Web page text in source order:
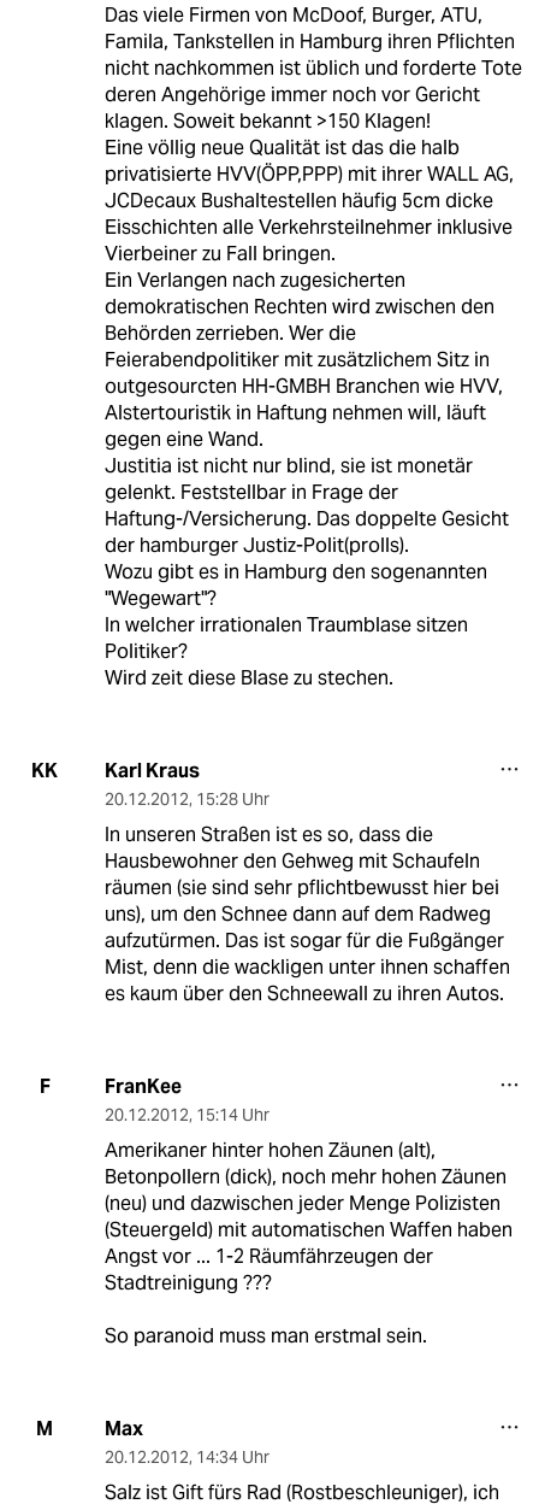
Das viele Firmen von McDoof, Burger, ATU,
Famila, Tankstellen in Hamburg ihren Pflichten
nicht nachkommen ist üblich und forderte Tote
deren Angehörige immer noch vor Gericht
klagen. Soweit bekannt >150 Klagen!
Eine völlig neue Qualität ist das die halb
privatisierte HVV(ÖPP,PPP) mit ihrer WALL AG,
JCDecaux Bushaltestellen häufig 5cm dicke
Eisschichten alle Verkehrsteilnehmer inklusive
Vierbeiner zu Fall bringen.
Ein Verlangen nach zugesicherten
demokratischen Rechten wird zwischen den
Behörden zerrieben. Wer die
Feierabendpolitiker mit zusätzlichem Sitz in
outgesourcten HH-GMBH Branchen wie HVV,
Alstertouristik in Haftung nehmen will, läuft
gegen eine Wand.
Justitia ist nicht nur blind, sie ist monetär
gelenkt. Feststellbar in Frage der
Haftung-/Versicherung. Das doppelte Gesicht
der hamburger Justiz-Polit(prolls).
Wozu gibt es in Hamburg den sogenannten
"Wegewart"?
In welcher irrationalen Traumblase sitzen
Politiker?
Wird zeit diese Blase zu stechen.
KK Karl Kraus
20.12.2012, 15:28 Uhr
In unseren Straßen ist es so, dass die
Hausbewohner den Gehweg mit Schaufeln
räumen (sie sind sehr pflichtbewusst hier bei
uns), um den Schnee dann auf dem Radweg
aufzutürmen. Das ist sogar für die Fußgänger
Mist, denn die wackligen unter ihnen schaffen
es kaum über den Schneewall zu ihren Autos.
F FranKee
20.12.2012, 15:14 Uhr
Amerikaner hinter hohen Zäunen (alt),
Betonpollern (dick), noch mehr hohen Zäunen
(neu) und dazwischen jeder Menge Polizisten
(Steuergeld) mit automatischen Waffen haben
Angst vor ... 1-2 Räumfährzeugen der
Stadtreinigung ???
So paranoid muss man erstmal sein.
M Max
20.12.2012, 14:34 Uhr
Salz ist Gift fürs Rad (Rostbeschleuniger), ich